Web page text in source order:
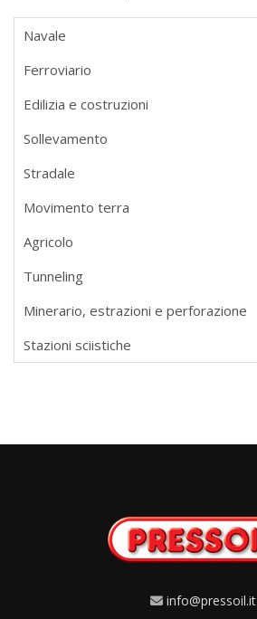
Navale
Ferroviario
Edilizia e costruzioni
Sollevamento
Stradale
Movimento terra
Agricolo
Tunneling
Minerario, estrazioni e perforazione
Stazioni sciistiche
info@pressoil.it